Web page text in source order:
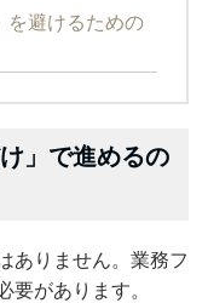
を避けるための
」で進めるの
ありません。業務フ
要があります。